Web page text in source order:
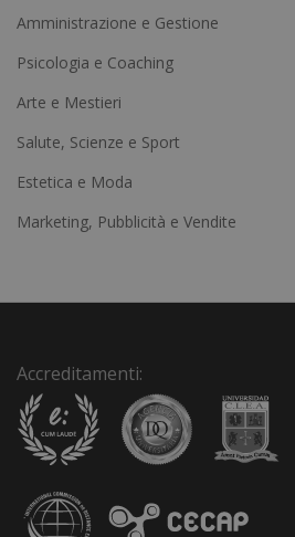
r
n
a
v
Amministrazione e Gestione
Psicologia e Coaching
Arte e Mestieri
Salute, Scienze e Sport
Estetica e Moda
Marketing, Pubblicità e Vendite
Accreditamenti: